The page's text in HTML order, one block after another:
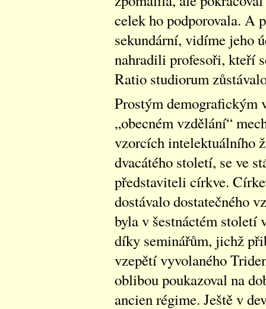
celek ho podporovala. A
sekundární, vidíme jeho
nahradili profesoři, kteří
Ratio studiorum
Prostým demografickým
„obecném vzdělání“
vzorcích intelektuálního
dvacátého století, se ve
představiteli církve.
dostávalo dostatečného
byla v šestnáctém století
díky seminářům, jichž
vzepětí vyvolaného
oblibou poukazoval na
ancien régime. Ještě v